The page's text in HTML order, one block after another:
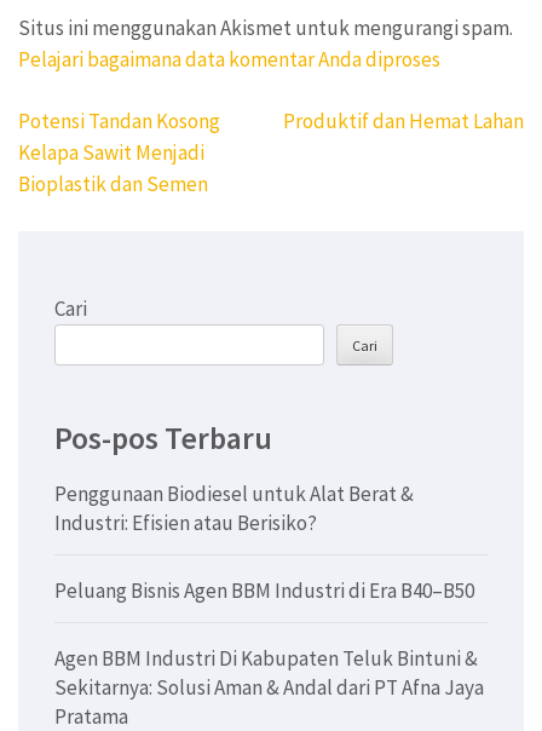
Situs ini menggunakan Akismet untuk mengurangi spam.
Pelajari bagaimana data komentar Anda diproses
Navigasi
pos
Potensi Tandan Kosong
Kelapa Sawit Menjadi
Bioplastik dan Semen
Produktif dan Hemat Lahan
Cari
Cari
Pos-pos Terbaru
Penggunaan Biodiesel untuk Alat Berat &
Industri: Efisien atau Berisiko?
Peluang Bisnis Agen BBM Industri di Era B40–B50
Agen BBM Industri Di Kabupaten Teluk Bintuni &
Sekitarnya: Solusi Aman & Andal dari PT Afna Jaya
Pratama